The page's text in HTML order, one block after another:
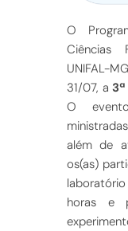
O
Ciências
UNIFAL-
31/07, a
O
além de
os(as)
horas e